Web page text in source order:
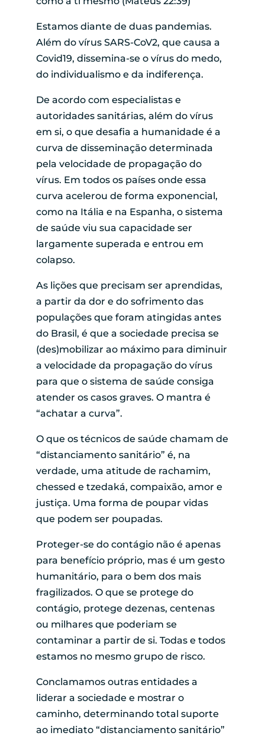
Estamos diante de duas pandemias.
Além do vírus SARS-CoV2, que causa a
Covid19, dissemina-se o vírus do medo,
do individualismo e da indiferença.
De acordo com especialistas e
autoridades sanitárias, além do vírus
em si, o que desafia a humanidade é a
curva de disseminação determinada
pela velocidade de propagação do
vírus. Em todos os países onde essa
curva acelerou de forma exponencial,
como na Itália e na Espanha, o sistema
de saúde viu sua capacidade ser
largamente superada e entrou em
colapso.
As lições que precisam ser aprendidas,
a partir da dor e do sofrimento das
populações que foram atingidas antes
do Brasil, é que a sociedade precisa se
(des)mobilizar ao máximo para diminuir
a velocidade da propagação do vírus
para que o sistema de saúde consiga
atender os casos graves. O mantra é
“achatar a curva”.
O que os técnicos de saúde chamam de
“distanciamento sanitário” é, na
verdade, uma atitude de rachamim,
chessed e tzedaká, compaixão, amor e
justiça. Uma forma de poupar vidas
que podem ser poupadas.
Proteger-se do contágio não é apenas
para benefício próprio, mas é um gesto
humanitário, para o bem dos mais
fragilizados. O que se protege do
contágio, protege dezenas, centenas
ou milhares que poderiam se
contaminar a partir de si. Todas e todos
estamos no mesmo grupo de risco.
Conclamamos outras entidades a
liderar a sociedade e mostrar o
caminho, determinando total suporte
ao imediato “distanciamento sanitário”